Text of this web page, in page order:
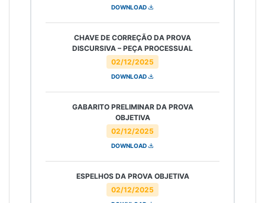
DOWNLOAD
02/12/2025
CHAVE DE CORREÇÃO DA PROVA
DISCURSIVA – PEÇA PROCESSUAL
DOWNLOAD
02/12/2025
GABARITO PRELIMINAR DA PROVA
OBJETIVA
DOWNLOAD
02/12/2025
ESPELHOS DA PROVA OBJETIVA